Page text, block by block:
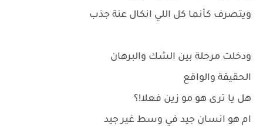
ويتصرف كأنما كل اللي انكال عنة جذب
ودخلت مرحلة بين الشك والبرهان
الحقيقة والواقع
هل يا ترى هو مو زين فعلا!؟
ام هو انسان جيد في وسط غير جيد